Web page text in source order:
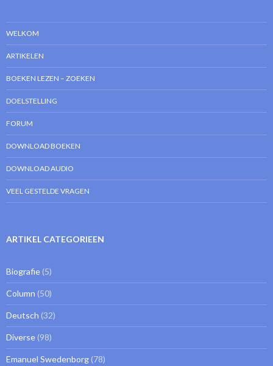
WELKOM
ARTIKELEN
BOEKEN LEZEN – ZOEKEN
DOELSTELLING
FORUM
DOWNLOAD BOEKEN
DOWNLOAD AUDIO
VEEL GESTELDE VRAGEN
ARTIKEL CATEGORIEEN
Biografie (5)
Column (50)
Deutsch (32)
Diverse (98)
Emanuel Swedenborg (78)